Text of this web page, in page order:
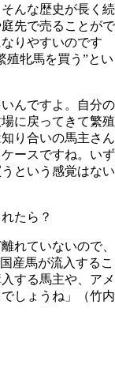
んな歴史が長く続
先で売ることがで
りやすいのです
殖牝馬を買う”とい
んですよ。自分の
に戻ってきて繁殖
り合いの馬主さん
ースですね。いず
という感覚はない
たら？
れていないので、
産馬が流入するこ
する馬主や、アメ
しょうね」（竹内